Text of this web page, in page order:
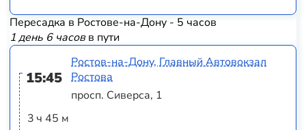
Пересадка в Ростове-на-Дону - 5 часов
1 день 6 часовв пути
15:45
3 ч 45 м
Ростов-на-Дону, Главный Автовокзал
Ростова
просп. Сиверса, 1